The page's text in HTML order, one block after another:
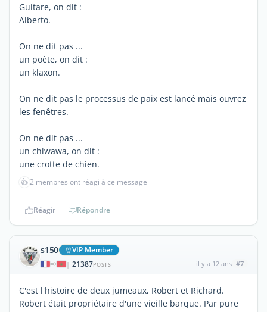
Guitare, on dit :
Alberto.
On ne dit pas ...
un poète, on dit :
un klaxon.
On ne dit pas le processus de paix est lancé mais ouvrez
les fenêtres.
On ne dit pas ...
un chiwawa, on dit :
une crotte de chien.
👍2 membres ont réagi à ce message
Réagir Répondre
s150 VIP Member
| 21387POSTS il y a 12 ans #7
C'est l'histoire de deux jumeaux, Robert et Richard.
Robert était propriétaire d'une vieille barque. Par pure